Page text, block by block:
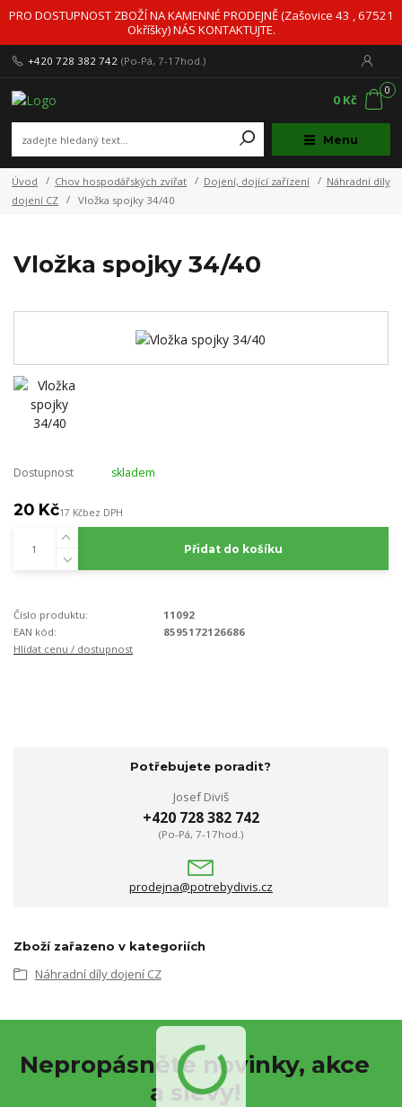
PRO DOSTUPNOST ZBOŽÍ NA KAMENNÉ PRODEJNĚ (Zašovice 43 , 67521
Okříšky) NÁS KONTAKTUJTE.
Menu
+420 728 382 742 (Po-Pá, 7-17hod.)
0
0 Kč
Úvod Chov hospodářských zvířat Dojení, dojící zařízení
Náhradní díly
dojení CZ
Vložka spojky 34/40
Vložka spojky 34/40
Dostupnost skladem
20 Kč17 Kčbez DPH
Přidat do košíku
Číslo produktu:
11092
EAN kód:
8595172126686
Hlídat cenu / dostupnost
Potřebujete poradit?
Josef Diviš
+420 728 382 742
(Po-Pá, 7-17hod.)
prodejna@potrebydivis.cz
Zboží zařazeno v kategoriích
Náhradní díly dojení CZ
Nepropásněte novinky, akce
a slevy!